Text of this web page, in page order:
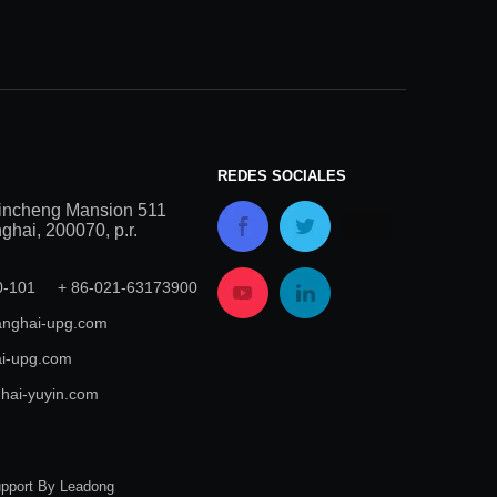
Mansion 511
200070, p.r.
101 + 86-021-63173900
upg.com
upg.com
yuyin.com
REDES SOCIALES
By Leadong